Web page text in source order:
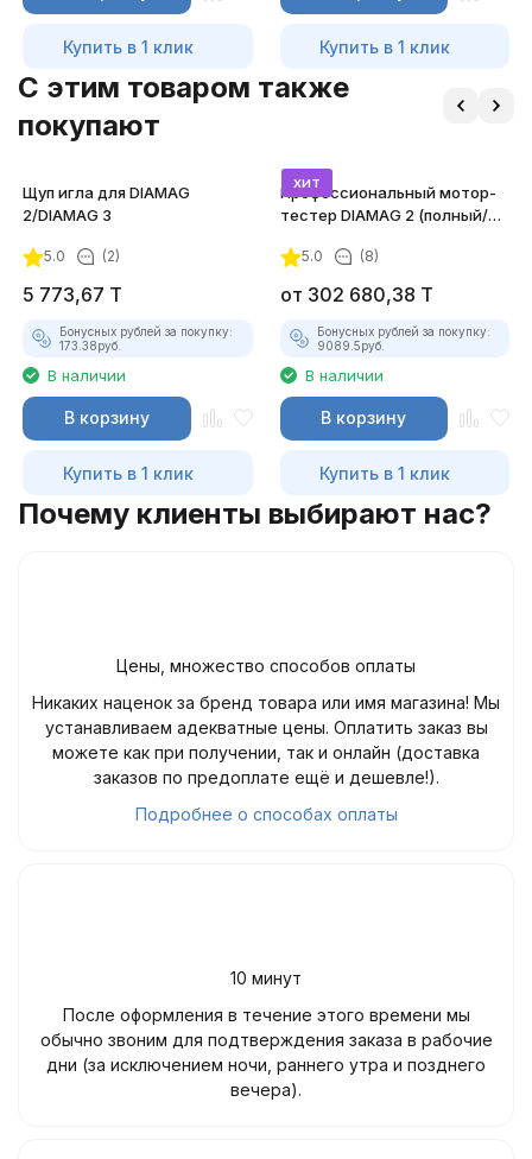
Купить в 1 клик Купить в 1 клик
C этим товаром также
покупают
Щуп игла для DIAMAG
2/DIAMAG 3
5.0 (2)
5 773,67 T
Бонусных рублей за покупку:
173.38руб.
В наличии
В корзину
Купить в 1 клик
хит
Профессиональный мотор-
тестер DIAMAG 2 (полный/
5.0 (8)
от 302 680,38 T
Бонусных рублей за покупку:
9089.5руб.
В наличии
В корзину
Купить в 1 клик
Почему клиенты выбирают нас?
Цены, множество способов оплаты
Никаких наценок за бренд товара или имя магазина! Мы
устанавливаем адекватные цены. Оплатить заказ вы
можете как при получении, так и онлайн (доставка
заказов по предоплате ещё и дешевле!).
Подробнее о способах оплаты
10 минут
После оформления в течение этого времени мы
обычно звоним для подтверждения заказа в рабочие
дни (за исключением ночи, раннего утра и позднего
вечера).